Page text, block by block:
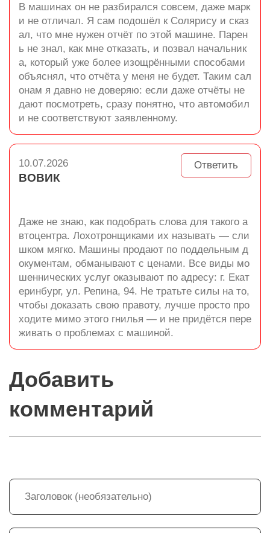
В машинах он не разбирался совсем, даже марк
и не отличал. Я сам подошёл к Солярису и сказ
ал, что мне нужен отчёт по этой машине. Парен
ь не знал, как мне отказать, и позвал начальник
а, который уже более изощрёнными способами
объяснял, что отчёта у меня не будет. Таким сал
онам я давно не доверяю: если даже отчёты не
дают посмотреть, сразу понятно, что автомобил
и не соответствуют заявленному.
Ответить
10.07.2026
ВОВИК
Даже не знаю, как подобрать слова для такого а
втоцентра. Лохотронщиками их называть — сли
шком мягко. Машины продают по поддельным д
окументам, обманывают с ценами. Все виды мо
шеннических услуг оказывают по адресу: г. Екат
еринбург, ул. Репина, 94. Не тратьте силы на то,
чтобы доказать свою правоту, лучше просто про
ходите мимо этого гнилья — и не придётся пере
живать о проблемах с машиной.
Добавить
комментарий